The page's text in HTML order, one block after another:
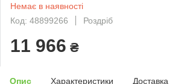
Немає в наявності
Код: 48899266
Роздріб
11 966 ₴
Опис Характеристики Доставка